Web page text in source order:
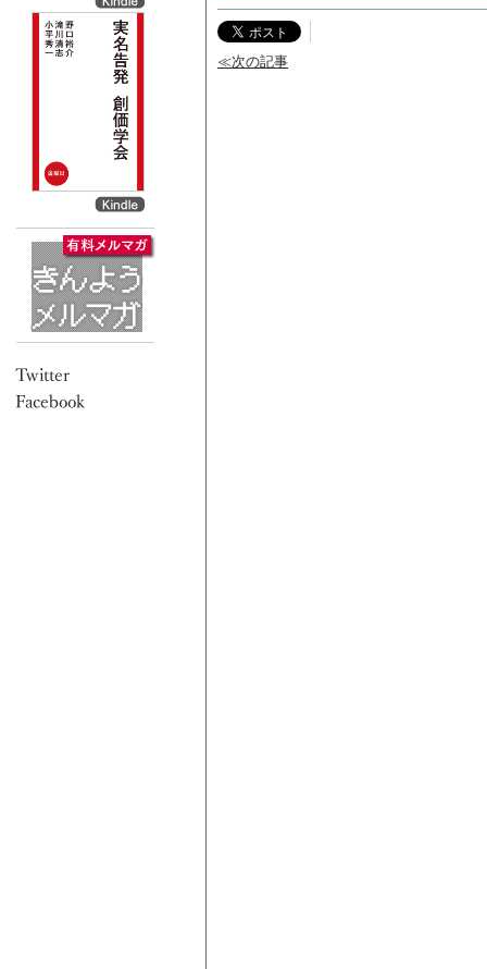
≪次の記事